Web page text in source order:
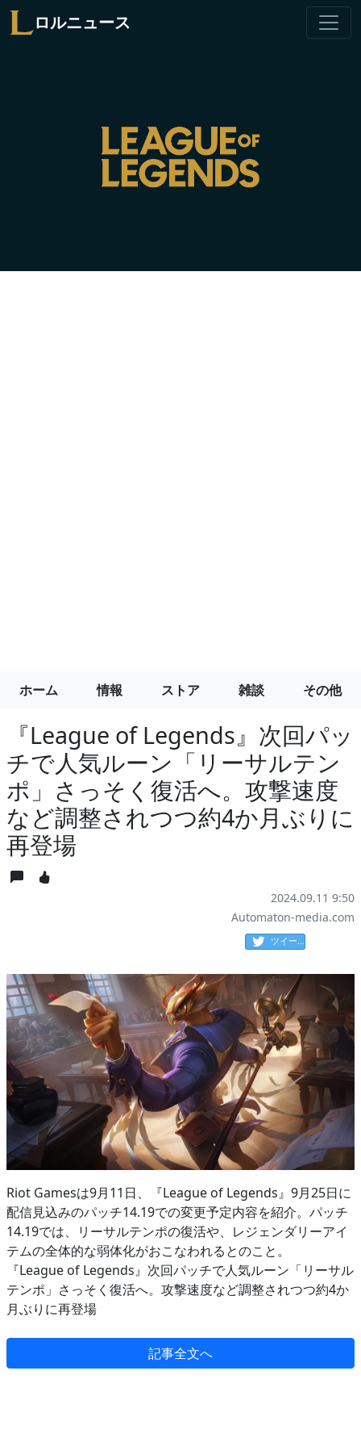
ロルニュース
ホーム 情報 ストア 雑談 その他
『League of Legends』次回パッ
チで人気ルーン「リーサルテン
ポ」さっそく復活へ。攻撃速度
など調整されつつ約4か月ぶりに
再登場
2024.09.11 9:50
Automaton-media.com
ツイート
Riot Gamesは9月11日、『League of Legends』9月25日に
配信見込みのパッチ14.19での変更予定内容を紹介。パッチ
14.19では、リーサルテンポの復活や、レジェンダリーアイ
テムの全体的な弱体化がおこなわれるとのこと。
『League of Legends』次回パッチで人気ルーン「リーサル
テンポ」さっそく復活へ。攻撃速度など調整されつつ約4か
月ぶりに再登場
記事全文へ